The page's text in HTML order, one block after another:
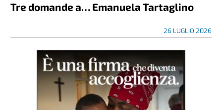
Tre domande a… Emanuela Tartaglino
26 LUGLIO 2026